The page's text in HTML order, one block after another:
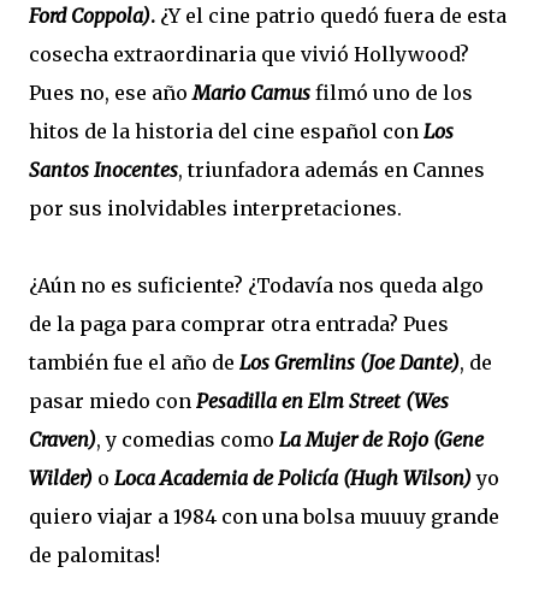
Ford Coppola). ¿Y el cine patrio quedó fuera de esta
cosecha extraordinaria que vivió Hollywood?
Pues no, ese añoMario Camus filmó uno de los
hitos de la historia del cine español con Los
Santos Inocentes, triunfadora además en Cannes
por sus inolvidables interpretaciones.
¿Aún no es suficiente? ¿Todavía nos queda algo
de la paga para comprar otra entrada? Pues
también fue el año de Los Gremlins (Joe Dante), de
pasar miedo con Pesadilla en Elm Street (Wes
Craven), y comedias como La Mujerde Rojo (Gene
Wilder) o Loca Academia de Policía (Hugh Wilson)yo
quiero viajar a 1984 con una bolsa muuuy grande
de palomitas!